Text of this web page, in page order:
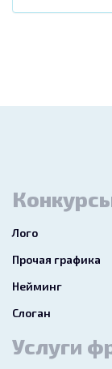
Лого
Прочая графика
Нейминг
Слоган
Услуги